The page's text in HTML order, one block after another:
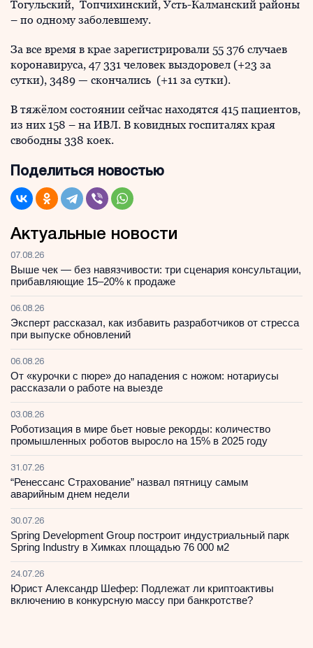
Тогульский, Топчихинский, Усть-Калманский районы
– по одному заболевшему.
За все время в крае зарегистрировали 55 376 случаев
коронавируса, 47 331 человек выздоровел (+23 за
сутки), 3489 — скончались (+11 за сутки).
В тяжёлом состоянии сейчас находятся 415 пациентов,
из них 158 – на ИВЛ. В ковидных госпиталях края
свободны 338 коек.
Поделиться новостью
Актуальные новости
07.08.26
Выше чек — без навязчивости: три сценария консультации,
прибавляющие 15–20% к продаже
06.08.26
Эксперт рассказал, как избавить разработчиков от стресса
при выпуске обновлений
06.08.26
От «курочки с пюре» до нападения с ножом: нотариусы
рассказали о работе на выезде
03.08.26
Роботизация в мире бьет новые рекорды: количество
промышленных роботов выросло на 15% в 2025 году
31.07.26
“Ренессанс Страхование” назвал пятницу самым
аварийным днем недели
30.07.26
Spring Development Group построит индустриальный парк
Spring Industry в Химках площадью 76 000 м2
24.07.26
Юрист Александр Шефер: Подлежат ли криптоактивы
включению в конкурсную массу при банкротстве?